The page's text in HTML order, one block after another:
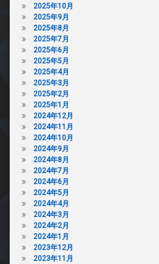
2025年10月
2025年9月
2025年8月
2025年7月
2025年6月
2025年5月
2025年4月
2025年3月
2025年2月
2025年1月
2024年12月
2024年11月
2024年10月
2024年9月
2024年8月
2024年7月
2024年6月
2024年5月
2024年4月
2024年3月
2024年2月
2024年1月
2023年12月
2023年11月